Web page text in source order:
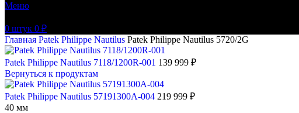
Меню
0 штук 0 ₽
Главная Patek Philippe Nautilus Patek Philippe Nautilus 5720/2G
Patek Philippe Nautilus 7118/1200R-001 139 999 ₽
Вернуться к продуктам
Patek Philippe Nautilus 57191300A-004 219 999 ₽
40 мм